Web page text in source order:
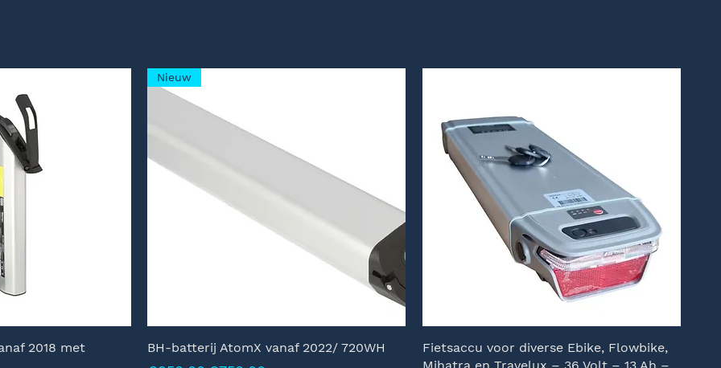
2018 met
Nieuw
BH-batterij AtomX vanaf 2022/ 720WH
Fietsaccu voor diverse Ebike, Flowbike,